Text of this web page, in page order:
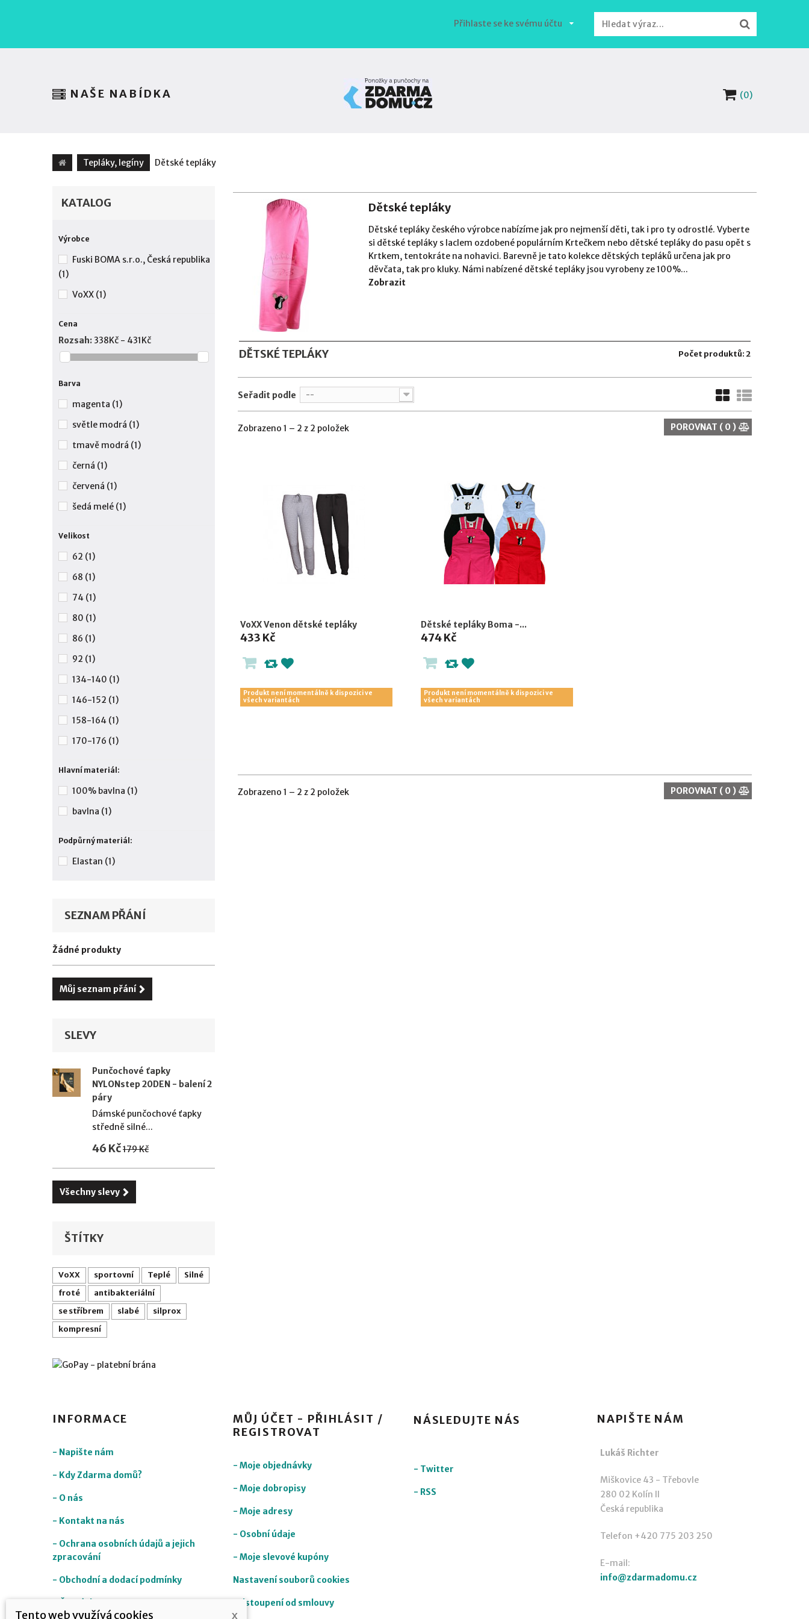
Přihlaste se ke svému účtu
(0)
NAŠE NABÍDKA
Tepláky, legíny Dětské tepláky
Dětské tepláky
Dětské tepláky českého výrobce nabízíme jak pro nejmenší děti, tak i pro ty odrostlé. Vyberte
si dětské tepláky s laclem ozdobené populárním Krtečkem nebo dětské tepláky do pasu opět s
Krtkem, tentokráte na nohavici. Barevně je tato kolekce dětských tepláků určena jak pro
děvčata, tak pro kluky. Námi nabízené dětské tepláky jsou vyrobeny ze 100%...
Zobrazit
DĚTSKÉ TEPLÁKY Počet produktů: 2
Seřadit podle --
POROVNAT ( 0)
Zobrazeno 1 – 2 z 2 položek
VoXX Venon dětské tepláky
433 Kč
Produkt není momentálně k dispozici ve
všech variantách
Dětské tepláky Boma -...
474 Kč
Produkt není momentálně k dispozici ve
všech variantách
POROVNAT ( 0)
Zobrazeno 1 – 2 z 2 položek
KATALOG
Výrobce
Fuski BOMA s.r.o., Česká republika
(1)
VoXX (1)
Cena
Rozsah: 338Kč - 431Kč
Barva
magenta (1)
světle modrá (1)
tmavě modrá (1)
černá (1)
červená (1)
šedá melé (1)
Velikost
62 (1)
68 (1)
74 (1)
80 (1)
86 (1)
92 (1)
134-140 (1)
146-152 (1)
158-164 (1)
170-176 (1)
Hlavní materiál:
100% bavlna (1)
bavlna (1)
Podpůrný materiál:
Elastan (1)
SEZNAM PŘÁNÍ
Žádné produkty
Můj seznam přání
SLEVY
Punčochové ťapky
NYLONstep 20DEN - balení 2
páry
Dámské punčochové ťapky
středně silné...
46 Kč179 Kč
Všechny slevy
ŠTÍTKY
VoXX sportovní Teplé
Silné
froté
antibakteriální
se stříbrem
slabé
silprox
kompresní
INFORMACE
- Napište nám
- Kdy Zdarma domů?
- O nás
- Kontakt na nás
- Ochrana osobních údajů a jejich
zpracování
- Obchodní a dodací podmínky
MŮJ ÚČET - PŘIHLÁSIT /
REGISTROVAT
- Moje objednávky
- Moje dobropisy
- Moje adresy
- Osobní údaje
- Moje slevové kupóny
Nastavení souborů cookies
Odstoupení od smlouvy
NÁSLEDUJTE NÁS
- Twitter
- RSS
NAPIŠTE NÁM
Lukáš Richter
Miškovice 43 - Třebovle
280 02 Kolín II
Česká republika
Telefon +420 775 203 250
E-mail:
info@zdarmadomu.cz
Tento web využívá cookies x